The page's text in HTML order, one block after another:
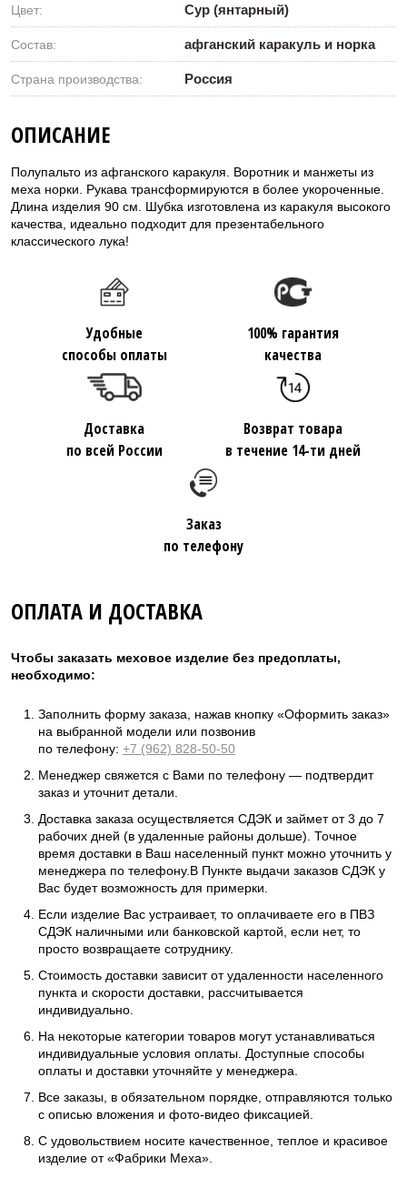
0 ₽
Цвет: Сур (янтарный)
Состав: афганский каракуль и норка
Страна производства: Россия
ОПИСАНИЕ
Полупальто из афганского каракуля. Воротник и манжеты из
меха норки. Рукава трансформируются в более укороченные.
Длина изделия 90 см. Шубка изготовлена из каракуля высокого
качества, идеально подходит для презентабельного
классического лука!
Удобные
способы оплаты
100% гарантия
качества
Доставка
по всей России
Возврат товара
в течение 14-ти дней
Заказ
по телефону
ОПЛАТА И ДОСТАВКА
Чтобы заказать меховое изделие без предоплаты,
необходимо:
Заполнить форму заказа, нажав кнопку «Оформить заказ»
на выбранной модели или позвонив
по телефону: +7 (962) 828-50-50
Менеджер свяжется с Вами по телефону — подтвердит
заказ и уточнит детали.
Доставка заказа осуществляется СДЭК и займет от 3 до 7
рабочих дней (в удаленные районы дольше). Точное
время доставки в Ваш населенный пункт можно уточнить у
менеджера по телефону.В Пункте выдачи заказов СДЭК у
Вас будет возможность для примерки.
Если изделие Вас устраивает, то оплачиваете его в ПВЗ
СДЭК наличными или банковской картой, если нет, то
просто возвращаете сотруднику.
Стоимость доставки зависит от удаленности населенного
пункта и скорости доставки, рассчитывается
индивидуально.
На некоторые категории товаров могут устанавливаться
индивидуальные условия оплаты. Доступные способы
оплаты и доставки уточняйте у менеджера.
Все заказы, в обязательном порядке, отправляются только
с описью вложения и фото-видео фиксацией.
С удовольствием носите качественное, теплое и красивое
изделие от «Фабрики Меха».